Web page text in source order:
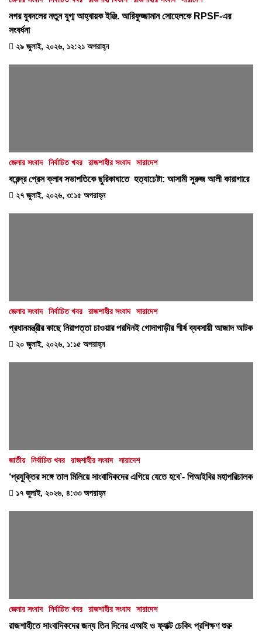
নগর যুবদলের নতুন যুগ্ম আহ্বায়ক ইঞ্জি. আরিফুজ্জামান সোহেলকে RPSF-এর
সংবর্ধনা
২৯ জুলাই, ২০২৬, ১২:২১ অপরাহ্ন
জেলার সংবাদ নির্বাচিত খবর রাজশাহীর সংবাদ সারাদেশ
বরেন্দ্র প্রেস ক্লাব সভাপতিকে ছুরিকাঘাতে হত্যাচেষ্টা: আসামী সুরুজ আলী কারাগারে
২৭ জুলাই, ২০২৬, ৩:১৫ অপরাহ্ন
জেলার সংবাদ নির্বাচিত খবর রাজশাহীর সংবাদ সারাদেশ
প্রধানমন্ত্রীর কাছে নিরাপত্তা চাওয়ার পরদিনই গোদাগাড়ীর শীর্ষ ব্যবসায়ী আজাদ আটক
২০ জুলাই, ২০২৬, ১:১৫ অপরাহ্ন
জাতীয় নির্বাচিত খবর রাজশাহীর সংবাদ সারাদেশ
‘প্রযুক্তির সঙ্গে তাল মিলিয়ে সাংবাদিকদের এগিয়ে যেতে হবে’- পিআইবির মহাপরিচালক
১৭ জুলাই, ২০২৬, ৪:৩৩ অপরাহ্ন
জেলার সংবাদ নির্বাচিত খবর রাজশাহীর সংবাদ সারাদেশ
রাজশাহীতে সাংবাদিকদের জন্য তিন দিনের এআই ও ফ্যাক্ট চেকিং প্রশিক্ষণ শুরু